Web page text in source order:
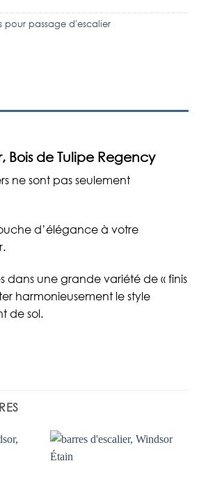
pour passage d'escalier
Bois de Tulipe Regency
ne sont pas seulement
d’élégance à votre
dans une grande variété de « finis
harmonieusement le style
de sol.